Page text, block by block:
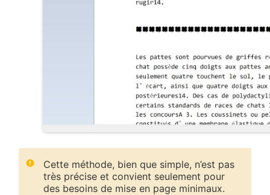
Cette méthode, bien que simple, n’est pas
très précise et convient seulement pour
des besoins de mise en page minimaux.